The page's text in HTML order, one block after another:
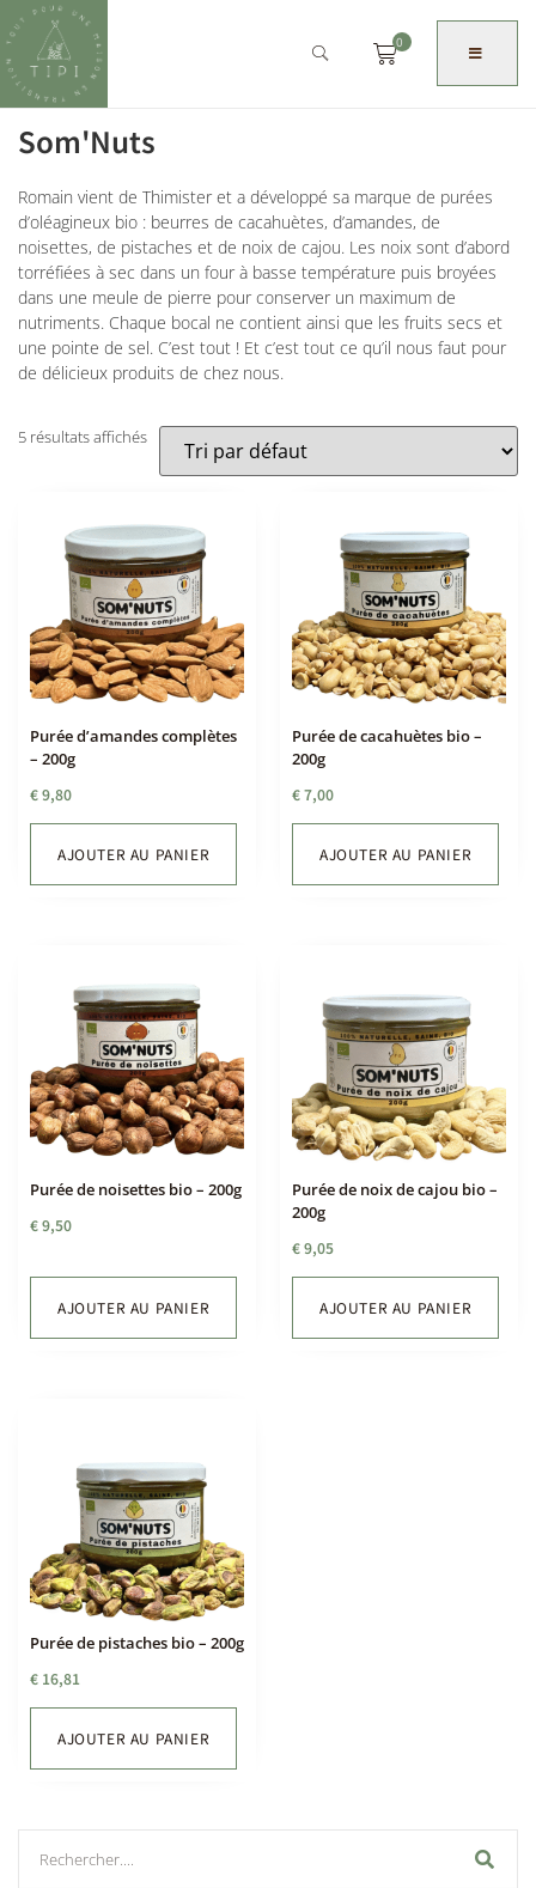
0
Som'Nuts
Romain vient de Thimister et a développé sa marque de purées
d’oléagineux bio : beurres de cacahuètes, d’amandes, de
noisettes, de pistaches et de noix de cajou. Les noix sont d’abord
torréfiées à sec dans un four à basse température puis broyées
dans une meule de pierre pour conserver un maximum de
nutriments. Chaque bocal ne contient ainsi que les fruits secs et
une pointe de sel. C’est tout ! Et c’est tout ce qu’il nous faut pour
de délicieux produits de chez nous.
5 résultats affichés
Purée d’amandes complètes
– 200g
€9,80
AJOUTER AU PANIER
Purée de cacahuètes bio –
200g
€7,00
AJOUTER AU PANIER
Purée de noisettes bio – 200g
€9,50
AJOUTER AU PANIER
Purée de noix de cajou bio –
200g
€9,05
AJOUTER AU PANIER
Purée de pistaches bio – 200g
€ 16,81
AJOUTER AU PANIER